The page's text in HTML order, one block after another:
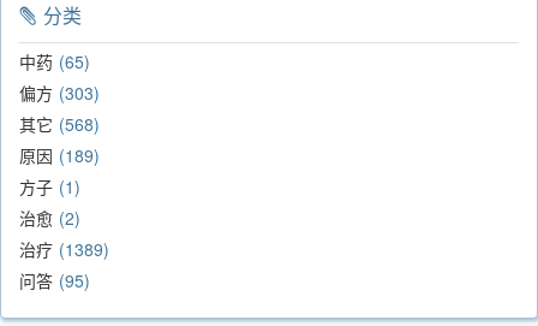
分类
中药 65
偏方 303
其它 568
原因 189
方子 1
治愈 2
治疗 1389
问答 95